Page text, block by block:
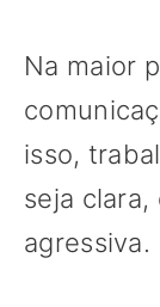
Na maior
isso,
seja
agressiva.